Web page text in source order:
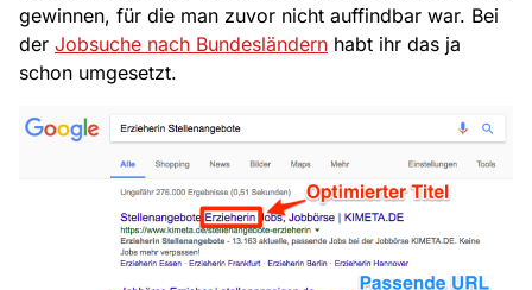
gewinnen, für die man zuvor nicht auffindbar war. Bei
der Jobsuche nach Bundesländern habt ihr das ja
schon umgesetzt.